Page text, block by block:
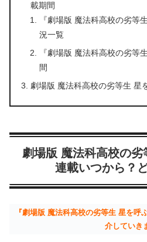
載期間
『劇場版 魔法科高校の劣等
況一覧
『劇場版 魔法科高校の劣等
間
劇場版 魔法科高校の劣等生 星
劇場版 魔法科高校の
連載いつから？
『劇場版 魔法科高校の劣等生 星を呼
介していき